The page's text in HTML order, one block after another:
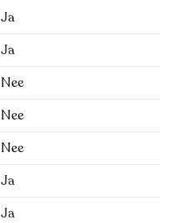
Ja
Ja
Nee
Nee
Nee
Ja
Ja